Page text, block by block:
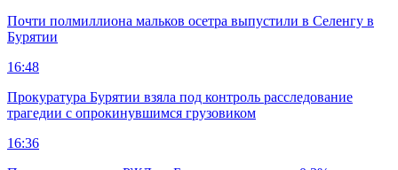
Почти полмиллиона мальков осетра выпустили в Селенгу в
Бурятии
16:48
Прокуратура Бурятии взяла под контроль расследование
трагедии с опрокинувшимся грузовиком
16:36